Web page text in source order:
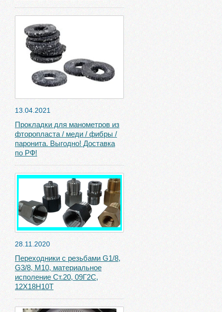
13.04.2021
Прокладки для манометров из
фторопласта / меди / фибры /
паронита. Выгодно! Доставка
по РФ!
28.11.2020
Переходники с резьбами G1/8,
G3/8, М10, материальное
исполение Ст.20, 09Г2С,
12Х18Н10Т